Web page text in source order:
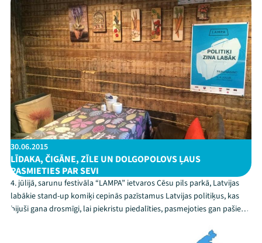
30.06.2015
LĪDAKA, ČIGĀNE, ZĪLE UN DOLGOPOLOVS ĻAUS
PASMIETIES PAR SEVI
4. jūlijā, sarunu festivāla “LAMPA” ietvaros Cēsu pils parkā, Latvijas
labākie stand-up komiķi cepinās pazīstamus Latvijas politiķus, kas
bijuši gana drosmīgi, lai piekristu piedalīties, pasmejoties gan pašiem